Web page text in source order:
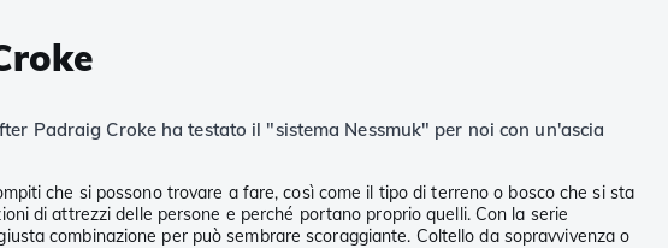
Padraig Croke ha testato il "sistema Nessmuk" per noi con un'ascia
che si possono trovare a fare, così come il tipo di terreno o bosco che si sta
di attrezzi delle persone e perché portano proprio quelli. Con la serie
combinazione per può sembrare scoraggiante. Coltello da sopravvivenza o